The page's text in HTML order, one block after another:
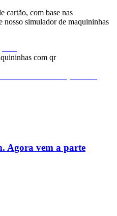
cartão, com base nas
nosso simulador de maquininhas
com qr
Agora vem a parte